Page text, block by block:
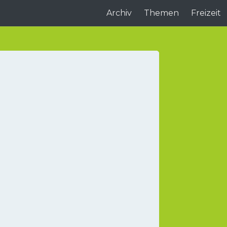
Archiv Themen Freizeit